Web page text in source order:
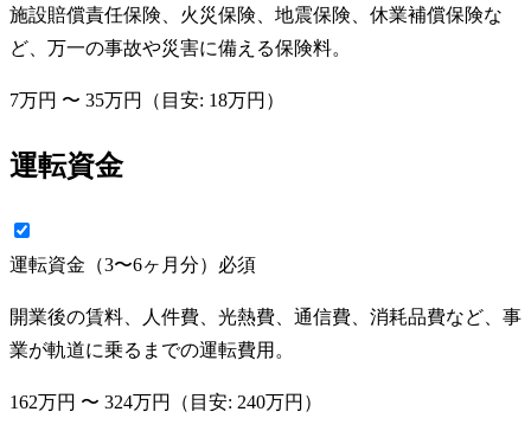
施設賠償責任保険、火災保険、地震保険、休業補償保険な
ど、万一の事故や災害に備える保険料。
7万円 〜 35万円 （目安: 18万円 ）
運転資金
運転資金（3〜6ヶ月分） 必須
開業後の賃料、人件費、光熱費、通信費、消耗品費など、事
業が軌道に乗るまでの運転費用。
162万円 〜 324万円 （目安: 240万円 ）